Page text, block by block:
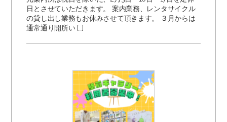
日とさせていただきます。 案内業務、レンタサイクル
の貸し出し業務もお休みさせて頂きます。 ３月からは
通常通り開所い […]